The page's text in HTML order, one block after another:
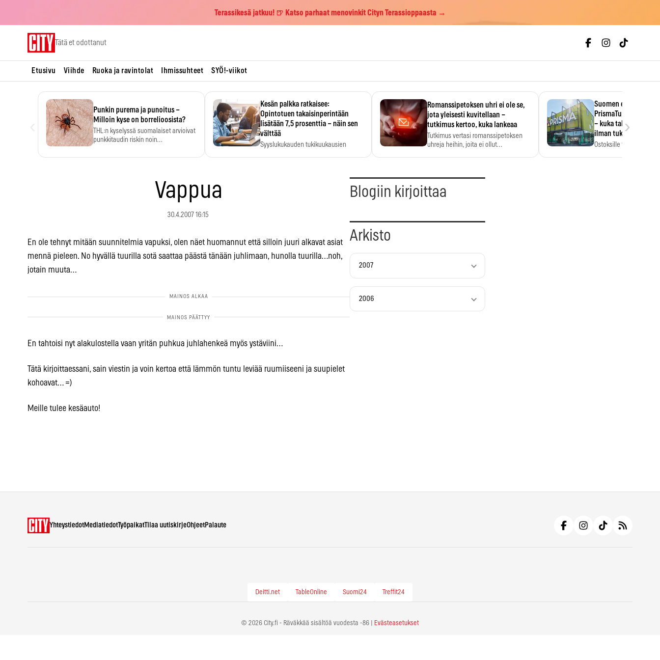
Terassikesä jatkuu! 🍺 Katso parhaat menovinkit Cityn Terassioppaasta →
Tätä et odottanut
Etusivu Viihde Ruoka ja ravintolat Ihmissuhteet SYÖ!-viikot
Punkin purema ja punoitus –
Milloin kyse on borrelioosista?
THL:n kyselyssä suomalaiset arvioivat
punkkitaudin riskin noin
Kesän palkka ratkaisee:
Opintotuen takaisinperintään
lisätään 7,5 prosenttia – näin sen
välttää
Syyslukukauden tukikuukausien
Romanssipetoksen uhri ei ole se,
jota yleisesti kuvitellaan –
tutkimus kertoo, kuka lankeaa
Tutkimus vertasi romanssipetoksen
uhreja heihin, joita ei ollut…
Suomen
PrismaTukku avautui
– kuka tahansa
ilman tukkukorttia
Ostoksille tarvitse
›
Vappua
30.4.2007 16:15
En ole tehnyt mitään suunnitelmia vapuksi, olen näet huomannut että silloin juuri alkavat asiat
mennä pieleen. No hyvällä tuurilla sotä saattaa päästä tänään juhlimaan, hunolla tuurilla…noh,
jotain muuta…
En tahtoisi nyt alakulostella vaan yritän puhkua juhlahenkeä myös ystäviini…
Tätä kirjoittaessani, sain viestin ja voin kertoa että lämmön tuntu leviää ruumiiseeni ja suupielet
kohoavat… =)
Meille tulee kesäauto!
Blogiin kirjoittaa
Arkisto
2007
2006
YhteystiedotMediatiedotTyöpaikatTilaa uutiskirjeOhjeetPalaute
Deitti.net TableOnline Suomi24 Treffit24
© 2026 City.fi - Räväkkää sisältöä vuodesta -86 | Evästeasetukset